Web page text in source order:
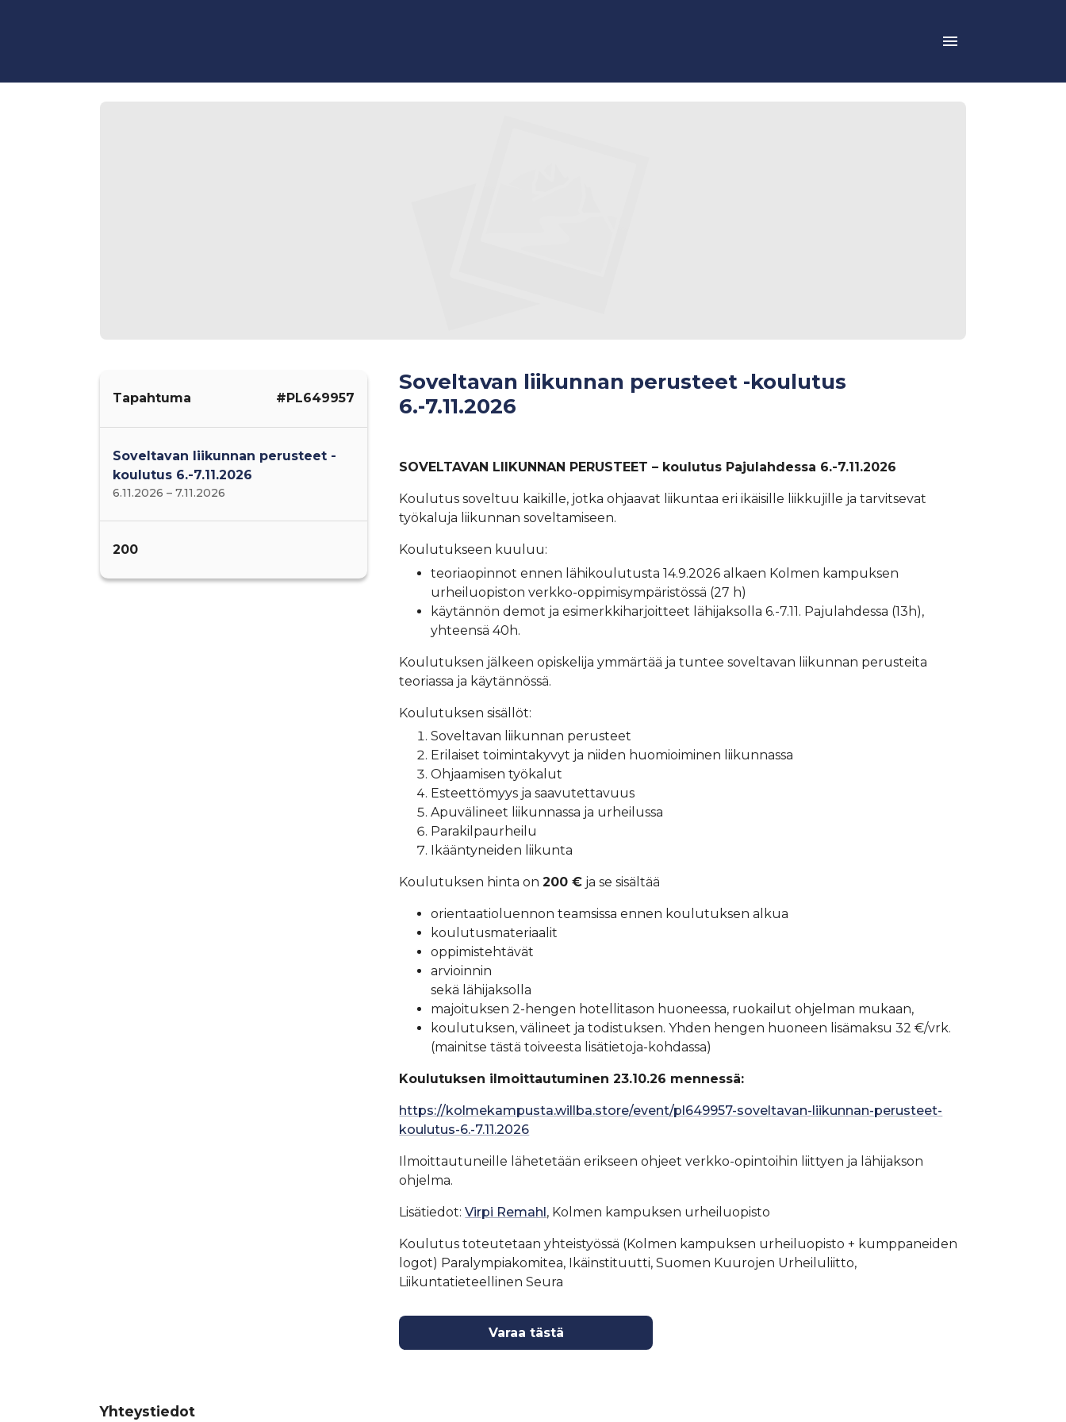
Tapahtuma #PL649957
Soveltavan liikunnan perusteet -
koulutus 6.-7.11.2026
6.11.2026 – 7.11.2026
200
Soveltavan liikunnan perusteet -koulutus
6.-7.11.2026
SOVELTAVAN LIIKUNNAN PERUSTEET – koulutus Pajulahdessa 6.-7.11.2026
Koulutus soveltuu kaikille, jotka ohjaavat liikuntaa eri ikäisille liikkujille ja tarvitsevat
työkaluja liikunnan soveltamiseen.
Koulutukseen kuuluu:
teoriaopinnot ennen lähikoulutusta 14.9.2026 alkaen Kolmen kampuksen
urheiluopiston verkko-oppimisympäristössä (27 h)
käytännön demot ja esimerkkiharjoitteet lähijaksolla 6.-7.11. Pajulahdessa (13h),
yhteensä 40h.
Koulutuksen jälkeen opiskelija ymmärtää ja tuntee soveltavan liikunnan perusteita
teoriassa ja käytännössä.
Koulutuksen sisällöt:
Soveltavan liikunnan perusteet
Erilaiset toimintakyvyt ja niiden huomioiminen liikunnassa
Ohjaamisen työkalut
Esteettömyys ja saavutettavuus
Apuvälineet liikunnassa ja urheilussa
Parakilpaurheilu
Ikääntyneiden liikunta
Koulutuksen hinta on200 € ja se sisältää
orientaatioluennon teamsissa ennen koulutuksen alkua
koulutusmateriaalit
oppimistehtävät
arvioinnin
sekä lähijaksolla
majoituksen 2-hengen hotellitason huoneessa, ruokailut ohjelman mukaan,
koulutuksen, välineet ja todistuksen. Yhden hengen huoneen lisämaksu 32 €/vrk.
(mainitse tästä toiveesta lisätietoja-kohdassa)
Koulutuksen ilmoittautuminen 23.10.26 mennessä:
https://kolmekampusta.willba.store/event/pl649957-soveltavan-liikunnan-perusteet-
koulutus-6.-7.11.2026
Ilmoittautuneille lähetetään erikseen ohjeet verkko-opintoihin liittyen ja lähijakson
ohjelma.
Lisätiedot:Virpi Remahl , Kolmen kampuksen urheiluopisto
Koulutus toteutetaan yhteistyössä (Kolmen kampuksen urheiluopisto + kumppaneiden
logot) Paralympiakomitea, Ikäinstituutti, Suomen Kuurojen Urheiluliitto,
Liikuntatieteellinen Seura
Varaa tästä
Yhteystiedot